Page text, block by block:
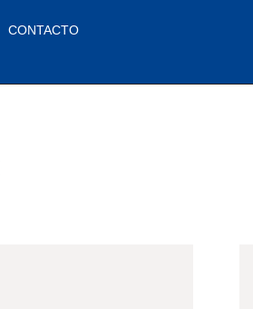
CONTACTO